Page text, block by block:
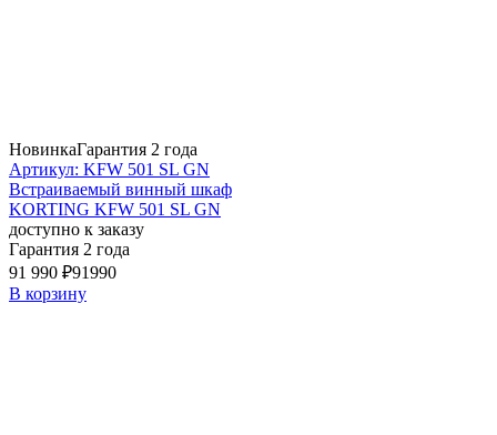
НовинкаГарантия 2 года
Артикул: KFW 501 SL GN
Встраиваемый винный шкаф
KORTING KFW 501 SL GN
доступно к заказу
Гарантия 2 года
91 990 ₽91990
В корзину